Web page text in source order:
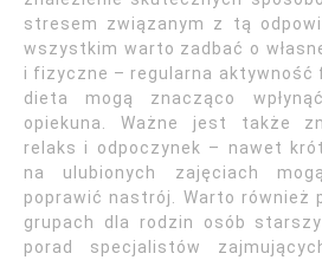
stresem związanym z tą
wszystkim warto zadbać o
i fizyczne – regularna aktywność
dieta mogą znacząco
opiekuna. Ważne jest także
relaks i odpoczynek – nawet
na ulubionych zajęciach
poprawić nastrój. Warto również
grupach dla rodzin osób
porad specjalistów